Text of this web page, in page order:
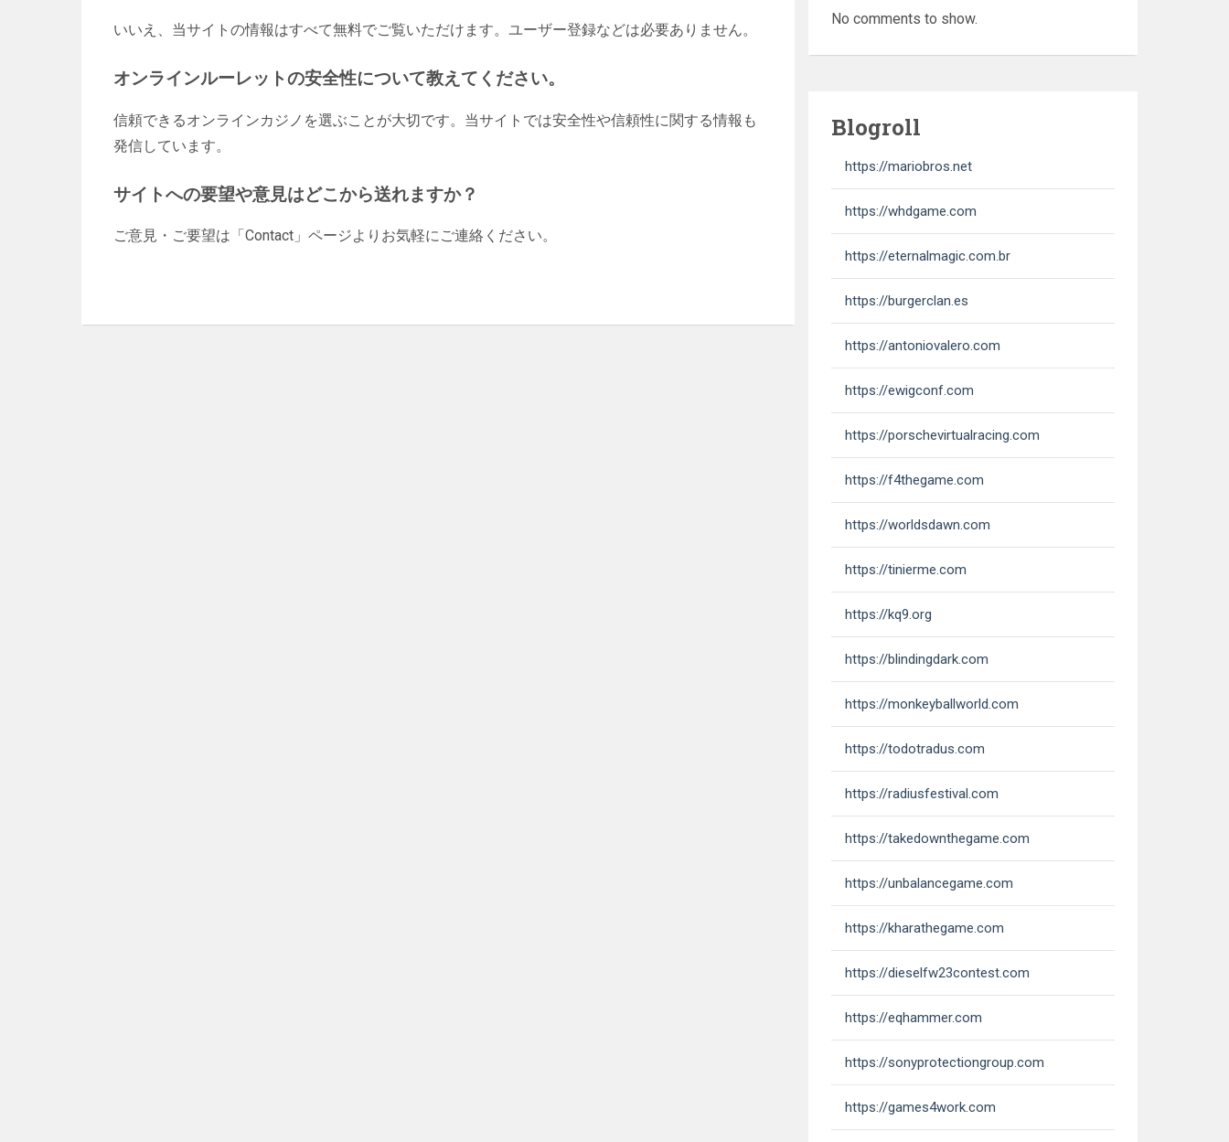
いいえ、当サイトの情報はすべて無料でご覧いただけます。ユーザー登録などは必要ありません。
オンラインルーレットの安全性について教えてください。
信頼できるオンラインカジノを選ぶことが大切です。当サイトでは安全性や信頼性に関する情報も
発信しています。
サイトへの要望や意見はどこから送れますか？
ご意見・ご要望は「Contact」ページよりお気軽にご連絡ください。
No comments to show.
Blogroll
https://mariobros.net
https://whdgame.com
https://eternalmagic.com.br
https://burgerclan.es
https://antoniovalero.com
https://ewigconf.com
https://porschevirtualracing.com
https://f4thegame.com
https://worldsdawn.com
https://tinierme.com
https://kq9.org
https://blindingdark.com
https://monkeyballworld.com
https://todotradus.com
https://radiusfestival.com
https://takedownthegame.com
https://unbalancegame.com
https://kharathegame.com
https://dieselfw23contest.com
https://eqhammer.com
https://sonyprotectiongroup.com
https://games4work.com